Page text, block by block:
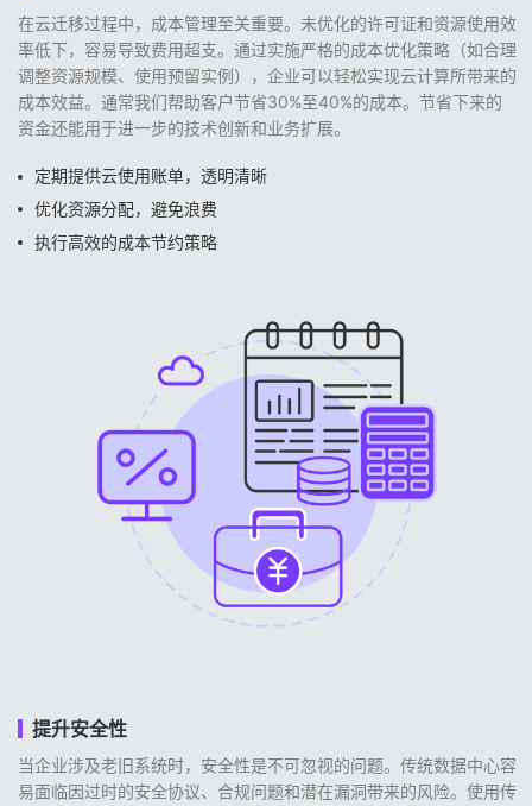
在云迁移过程中，成本管理至关重要。未优化的许可证和资源使用效
率低下，容易导致费用超支。通过实施严格的成本优化策略（如合理
调整资源规模、使用预留实例），企业可以轻松实现云计算所带来的
成本效益。通常我们帮助客户节省30%至40%的成本。节省下来的
资金还能用于进一步的技术创新和业务扩展。
定期提供云使用账单，透明清晰
优化资源分配，避免浪费
执行高效的成本节约策略
提升安全性
当企业涉及老旧系统时，安全性是不可忽视的问题。传统数据中心容
易面临因过时的安全协议、合规问题和潜在漏洞带来的风险。使用传